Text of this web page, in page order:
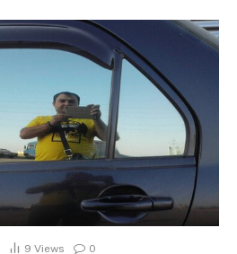
9 Views 0